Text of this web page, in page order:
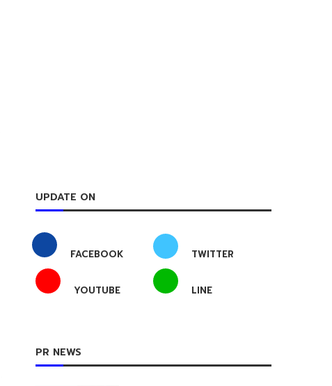
UPDATE ON
FACEBOOK TWITTER
YOUTUBE LINE
PR NEWS